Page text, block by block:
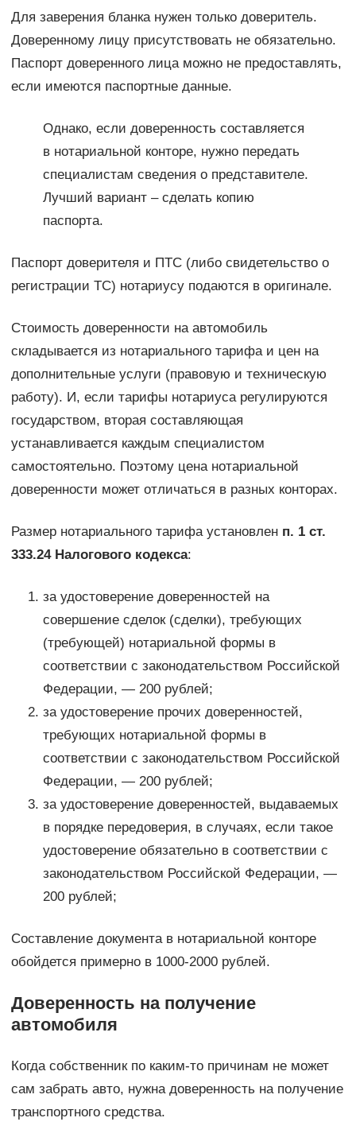
Для заверения бланка нужен только доверитель.
Доверенному лицу присутствовать не обязательно.
Паспорт доверенного лица можно не предоставлять,
если имеются паспортные данные.
Однако, если доверенность составляется
в нотариальной конторе, нужно передать
специалистам сведения о представителе.
Лучший вариант – сделать копию
паспорта.
Паспорт доверителя и ПТС (либо свидетельство о
регистрации ТС) нотариусу подаются в оригинале.
Стоимость доверенности на автомобиль
складывается из нотариального тарифа и цен на
дополнительные услуги (правовую и техническую
работу). И, если тарифы нотариуса регулируются
государством, вторая составляющая
устанавливается каждым специалистом
самостоятельно. Поэтому цена нотариальной
доверенности может отличаться в разных конторах.
Размер нотариального тарифа установлен п. 1 ст.
333.24 Налогового кодекса:
за удостоверение доверенностей на
совершение сделок (сделки), требующих
(требующей) нотариальной формы в
соответствии с законодательством Российской
Федерации, — 200 рублей;
за удостоверение прочих доверенностей,
требующих нотариальной формы в
соответствии с законодательством Российской
Федерации, — 200 рублей;
за удостоверение доверенностей, выдаваемых
в порядке передоверия, в случаях, если такое
удостоверение обязательно в соответствии с
законодательством Российской Федерации, —
200 рублей;
Составление документа в нотариальной конторе
обойдется примерно в 1000-2000 рублей.
Доверенность на получение
автомобиля
Когда собственник по каким-то причинам не может
сам забрать авто, нужна доверенность на получение
транспортного средства.